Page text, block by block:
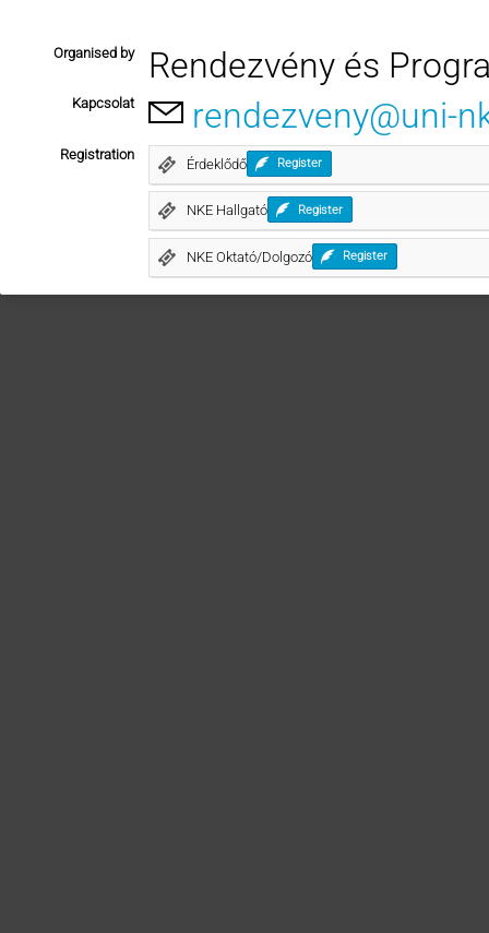
Organised by Rendezvény és
Kapcsolat rendezveny@uni-
Registration
Érdeklődő Register
NKE Hallgató Register
NKE Oktató/Dolgozó Register